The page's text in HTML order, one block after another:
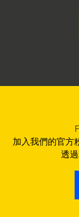
加入我們的官方
透